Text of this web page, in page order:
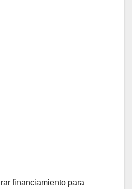
financiamiento para